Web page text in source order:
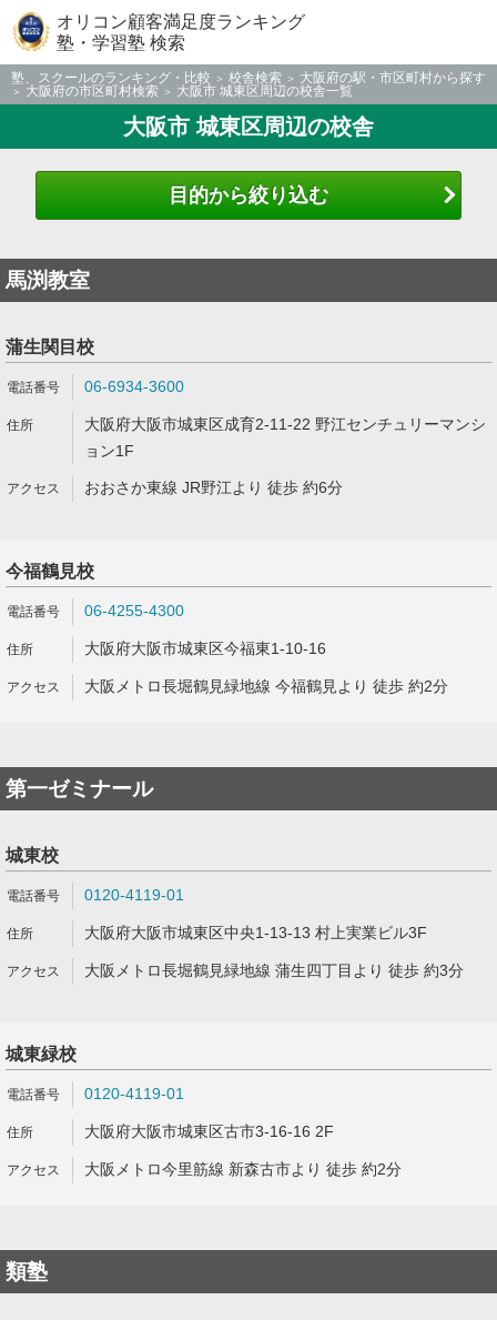
オリコン顧客満足度ランキング
塾・学習塾 検索
塾、スクールのランキング・比較 校舎検索
大阪府の駅・市区町村から探す
大阪府の市区町村検索
大阪市 城東区周辺の校舎一覧
大阪市 城東区周辺の校舎
目的から絞り込む
馬渕教室
蒲生関目校
06-6934-3600
大阪府大阪市城東区成育2-11-22 野江センチュリーマンシ
ョン1F
おおさか東線 JR野江より 徒歩 約6分
今福鶴見校
06-4255-4300
大阪府大阪市城東区今福東1-10-16
大阪メトロ長堀鶴見緑地線 今福鶴見より 徒歩 約2分
第一ゼミナール
城東校
0120-4119-01
大阪府大阪市城東区中央1-13-13 村上実業ビル3F
大阪メトロ長堀鶴見緑地線 蒲生四丁目より 徒歩 約3分
城東緑校
0120-4119-01
大阪府大阪市城東区古市3-16-16 2F
大阪メトロ今里筋線 新森古市より 徒歩 約2分
類塾